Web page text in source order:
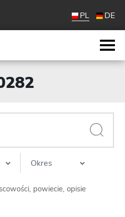
PL DE
powiecie, opisie